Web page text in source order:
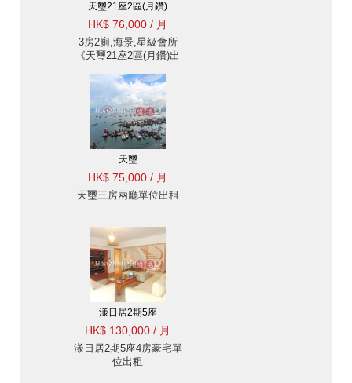
天璽21座2區(月鑽)
HK$ 76,000 / 月
3房2廁,海景,星級會所
《天璽21座2區(月鑽)出
天璽
HK$ 75,000 / 月
天璽三房兩廳單位出租
漾日居2期5座
HK$ 130,000 / 月
漾日居2期5座4房豪宅單
位出租